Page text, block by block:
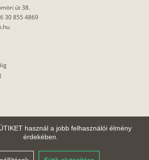
használ a jobb felhasználói élmény
érdekében.
út 38.
30 855 4869